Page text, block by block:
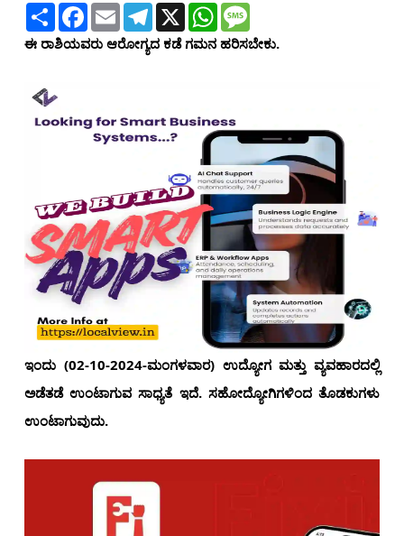
ShareFacebook
Email Telegram
X WhatsApp
ಈ ರಾಶಿಯವರು ಆರೋಗ್ಯದ ಕಡೆ ಗಮನ ಹರಿಸಬೇಕು.
ಇಂದು (02-10-2024-ಮಂಗಳವಾರ) ಉದ್ಯೋಗ ಮತ್ತು ವ್ಯವಹಾರದಲ್ಲಿ
ಅಡೆತಡೆ ಉಂಟಾಗುವ ಸಾಧ್ಯತೆ ಇದೆ. ಸಹೋದ್ಯೋಗಿಗಳಿಂದ ತೊಡಕುಗಳು
ಉಂಟಾಗುವುದು.